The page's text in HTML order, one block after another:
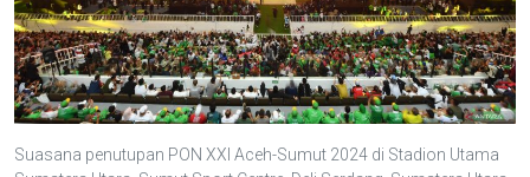
Suasana penutupan PON XXI Aceh-Sumut 2024 di Stadion Utama